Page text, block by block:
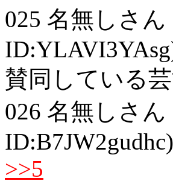
025 名無しさん
賛同している
026 名無しさん
ID:B7JW2gudhc)
>>5